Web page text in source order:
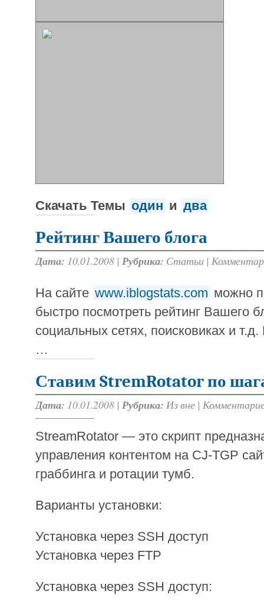
Скачать Темы один и два
Рейтинг Вашего блога
Дата: 10.01.2008 | Рубрика: Статьи |
На сайте www.iblogstats.com можно
быстро посмотреть рейтинг Вашего
социальных сетях, поисковиках и
…
Ставим StremRotator по
Дата: 10.01.2008 | Рубрика: Из вне |
StreamRotator — это скрипт
управления контентом на CJ-TGP
граббинга и ротации тумб.
Варианты установки:
Установка через SSH доступ
Установка через FTP
Установка через SSH доступ: